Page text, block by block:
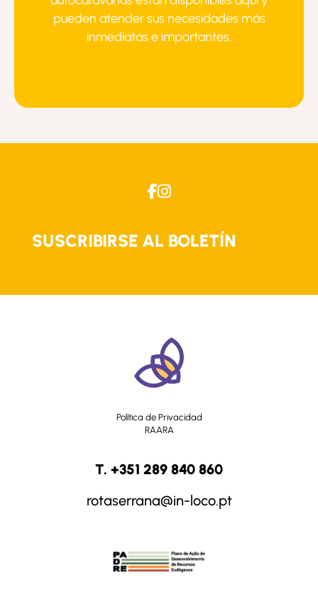
pueden atender sus necesidades más
inmediatas e importantes.
SUSCRIBIRSE AL BOLETÍN
Política de Privacidad
RAARA
T. +351 289 840 860
rotaserrana@in-loco.pt